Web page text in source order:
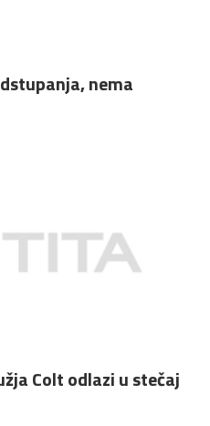
nema
Colt odlazi u stečaj